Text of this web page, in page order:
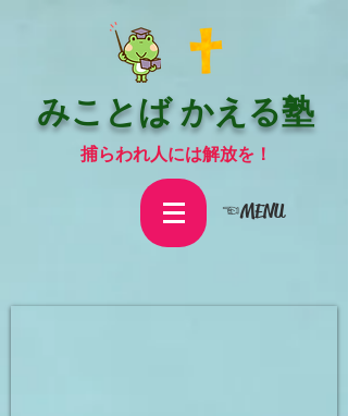
みことば かえる塾
捕らわれ人には解放を！
☜MENU